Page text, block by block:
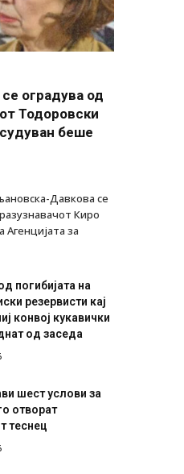
оградува од
Тодоровски
беше
Давкова се
Киро
Агенцијата за
погибијата на
резервисти кај
конвој кукавички
од заседа
шест услови за
отворат
теснец